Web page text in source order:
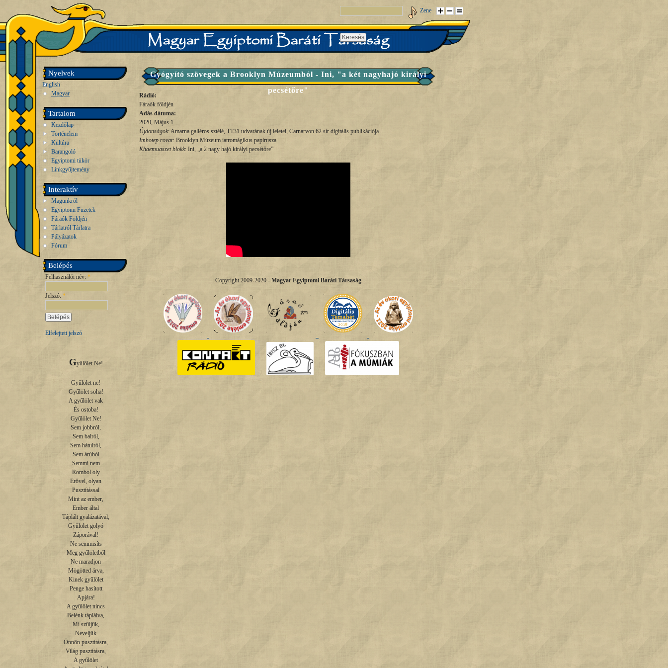
Zene
Nyelvek
English
Magyar
Tartalom
Kezdőlap
Történelem
Kultúra
Barangoló
Egyiptomi tükör
Linkgyűjtemény
Interaktív
Magunkról
Egyiptomi Füzetek
Fáraók Földjén
Tárlatról Tárlatra
Pályázatok
Fórum
Belépés
Felhasználói név: *
Jelszó: *
Elfelejtett jelszó
Gyűlölet Ne!
Gyűlölet ne!
Gyűlölet soha!
A gyűlölet vak
És ostoba!
Gyűlölet Ne!
Sem jobbról,
Sem balról,
Sem hátulról,
Sem árúból
Semmi nem
Rombol oly
Erővel, olyan
Pusztítással
Mint az ember,
Ember által
Táplált gyalázatával,
Gyűlölet golyó
Záporával!
Ne semmisíts
Meg gyűlöletből
Ne maradjon
Mögötted árva,
Kinek gyűlölet
Penge hasított
Apjára!
A gyűlölet nincs
Belénk táplálva,
Mi szüljük,
Neveljük
Önnön pusztításra,
Világ pusztításra,
A gyűlölet
Gyógyító szövegek a Brooklyn Múzeumból - Ini, "a két nagyhajó királyi
pecsétőre"
Rádió:
Fáraók földjén
Adás dátuma:
2020, Május 1
Újdonságok: Amarna galléros sztélé, TT31 udvarának új leletei, Carnarvon 62 sír digitális publikációja
Imhotep rovat: Brooklyn Múzeum iatromágikus papirusza
Khaemuaszet blokk: Ini, „a 2 nagy hajó királyi pecsétőre”
Copyright 2009-2020 - Magyar Egyiptomi Baráti Társaság